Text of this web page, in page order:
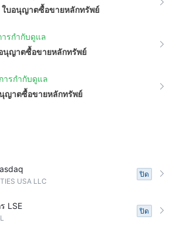
ใบอนุญาตซื้อขายหลักทรัพย์
ารกำกับดูแล
นุญาตซื้อขายหลักทรัพย์
ารกำกับดูแล
ญาตซื้อขายหลักทรัพย์
USA LLC
ปิด
LSE
ปิด